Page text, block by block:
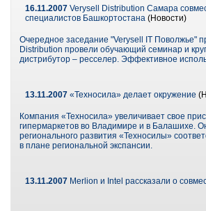
16.11.2007 Verysell Distribution Самара
специалистов Башкортостана (Новости)
Очередное заседание "Verysell IT Поволжье"
Distribution провели обучающий семинар и
дистрибутор – ресселер. Эффективное
13.11.2007 «Техносила» делает окружение
Компания «Техносила» увеличивает свое
гипермаркетов во Владимире и в Балашихе.
регионального развития «Техносилы»
в плане региональной экспансии.
13.11.2007 Merlion и Intel рассказали о